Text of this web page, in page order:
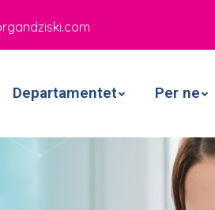
Departamentet Per ne